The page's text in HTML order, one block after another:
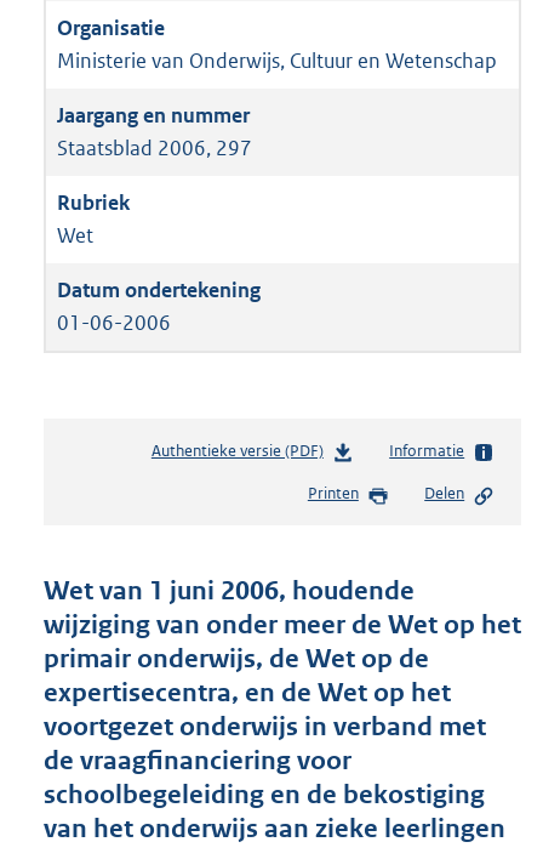
Ministerie van Onderwijs, Cultuur en Wetenschap
Staatsblad 2006, 297
Wet
01-06-2006
Authentieke versie (PDF)b
s
d
s
g
r
o
o
t
e
:
Informatie
Printen Delen
Wet van 1 juni 2006, houdende
wijziging van onder meer de Wet op het
primair onderwijs, de Wet op de
expertisecentra, en de Wet op het
voortgezet onderwijs in verband met
de vraagfinanciering voor
schoolbegeleiding en de bekostiging
van het onderwijs aan zieke leerlingen